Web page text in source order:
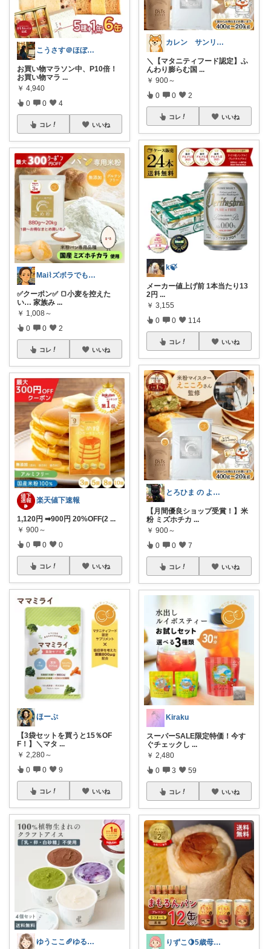
こうさす＠ほぼ毎日更新
お買い物マラソン中、P10倍！
お買い物マラ ...
￥ 4,940
0 0 4
コレ いいね
Mai⌇ズボラでも快適に暮らしたい
✅クーポン✅ 🍞小麦を控えた
い… 家族み ...
￥ 1,008～
0 0 2
コレ いいね
楽天値下速報
1,120円 ➡900円 20%OFF(2 ...
￥ 900～
0 0 0
コレ いいね
ほーぷ
【3袋セットを買うと15％OF
F！】＼マタ ...
￥ 2,280～
0 0 9
コレ いいね
ゆうここ🥖ゆるっと楽しくお得な暮らしꕤ
カレン サンリオとディズニーが大好き
＼【マタニティフード認定】ふ
んわり膨らむ国 ...
￥ 900～
0 0 2
コレ いいね
k🍃
メーカー値上げ前 1本当たり13
2円 ...
￥ 3,155
0 0 114
コレ いいね
とろひま の よろず屋～お得な商品たち～
【月間優良ショップ受賞！】米
粉 ミズホチカ ...
￥ 900～
0 0 7
コレ いいね
Kiraku
スーパーSALE限定特価！今す
ぐチェックし ...
￥ 2,480
0 3 59
コレ いいね
りずこ🍋5歳母ちゃん